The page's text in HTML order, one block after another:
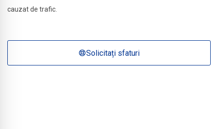
cauzat de trafic.
Solicitați sfaturi